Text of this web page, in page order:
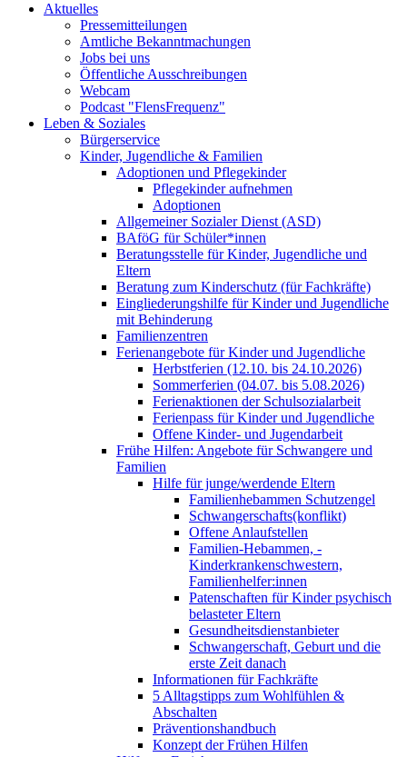
Aktuelles
Pressemitteilungen
Amtliche Bekanntmachungen
Jobs bei uns
Öffentliche Ausschreibungen
Webcam
Podcast "FlensFrequenz"
Leben & Soziales
Bürgerservice
Kinder, Jugendliche & Familien
Adoptionen und Pflegekinder
Pflegekinder aufnehmen
Adoptionen
Allgemeiner Sozialer Dienst (ASD)
BAföG für Schüler*innen
Beratungsstelle für Kinder, Jugendliche und
Eltern
Beratung zum Kinderschutz (für Fachkräfte)
Eingliederungshilfe für Kinder und Jugendliche
mit Behinderung
Familienzentren
Ferienangebote für Kinder und Jugendliche
Herbstferien (12.10. bis 24.10.2026)
Sommerferien (04.07. bis 5.08.2026)
Ferienaktionen der Schulsozialarbeit
Ferienpass für Kinder und Jugendliche
Offene Kinder- und Jugendarbeit
Frühe Hilfen: Angebote für Schwangere und
Familien
Hilfe für junge/werdende Eltern
Familienhebammen Schutzengel
Schwangerschafts(konflikt)
Offene Anlaufstellen
Familien-Hebammen, -
Kinderkrankenschwestern,
Familienhelfer:innen
Patenschaften für Kinder psychisch
belasteter Eltern
Gesundheitsdienstanbieter
Schwangerschaft, Geburt und die
erste Zeit danach
Informationen für Fachkräfte
5 Alltagstipps zum Wohlfühlen &
Abschalten
Präventionshandbuch
Konzept der Frühen Hilfen